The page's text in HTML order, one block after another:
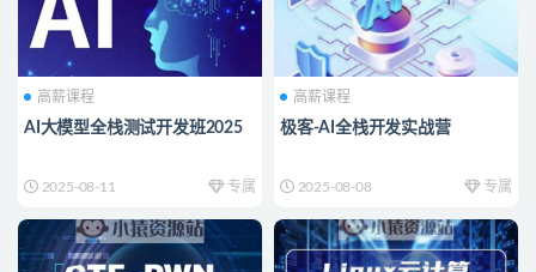
高薪课程
AI大模型全栈测试开发班2025
2025-08-11 专属
高薪课程
极客-AI全栈开发实战营
2025-08-08 专属